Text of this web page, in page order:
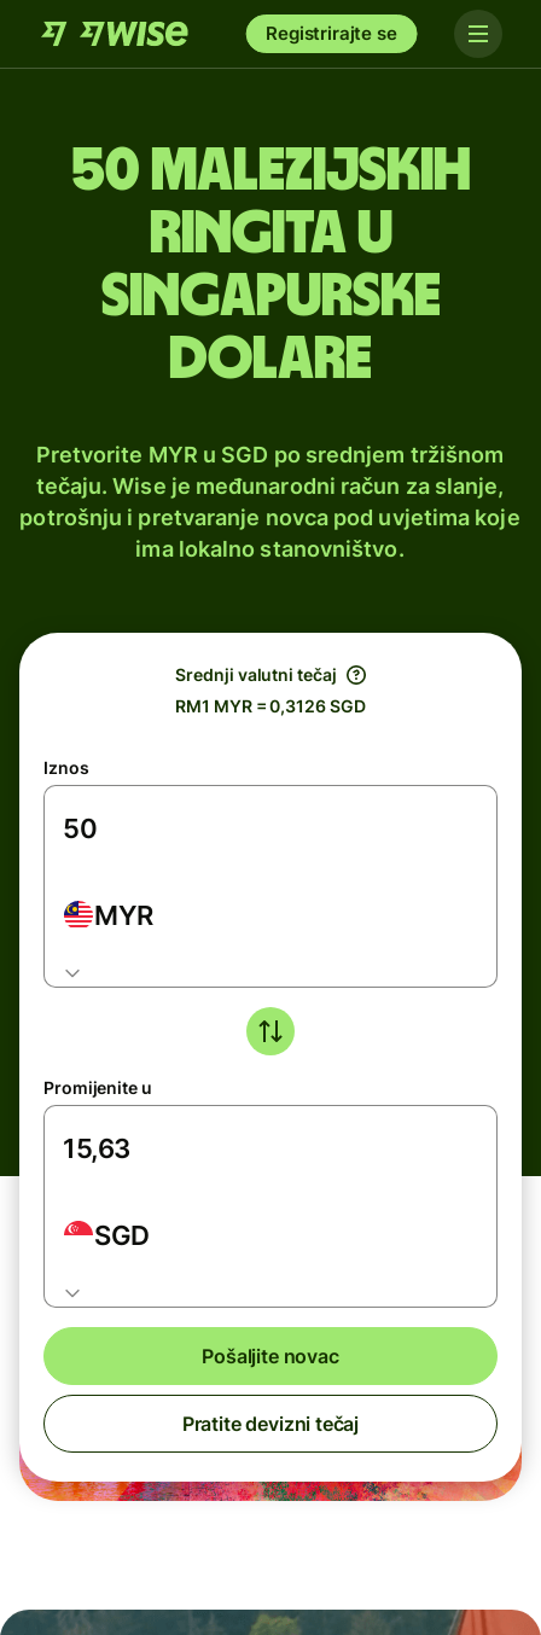
Registrirajte se
50 malezijskih
ringita u
singapurske
dolare
Pretvorite MYR u SGD po srednjem tržišnom
tečaju. Wise je međunarodni račun za slanje,
potrošnju i pretvaranje novca pod uvjetima koje
ima lokalno stanovništvo.
Srednji valutni tečaj
RM1 MYR = 0,3126 SGD
Iznos
MYR
Promijenite u
SGD
Pošaljite novac
Pratite devizni tečaj